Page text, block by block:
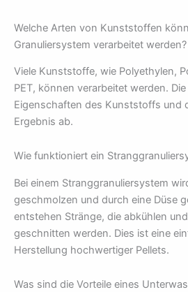
Welche Arten von Kunststoffen
Granuliersystem verarbeitet werden?
Viele Kunststoffe, wie Polyethylen,
PET, können verarbeitet werden.
Eigenschaften des Kunststoffs und
Ergebnis ab.
Wie funktioniert ein
Bei einem Stranggranuliersystem
geschmolzen und durch eine Düse
entstehen Stränge, die abkühlen
geschnitten werden. Dies ist eine
Herstellung hochwertiger Pellets.
Was sind die Vorteile eines